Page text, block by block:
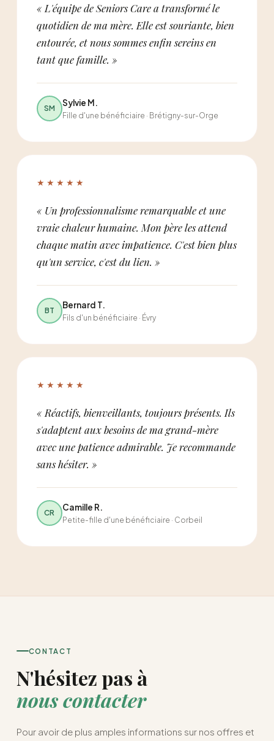
« L'équipe de Seniors Care a transformé le
quotidien de ma mère. Elle est souriante, bien
entourée, et nous sommes enfin sereins en
tant que famille. »
SM
Sylvie M.
Fille d'une bénéficiaire · Brétigny-sur-Orge
★★★★★
« Un professionnalisme remarquable et une
vraie chaleur humaine. Mon père les attend
chaque matin avec impatience. C'est bien plus
qu'un service, c'est du lien. »
BT
Bernard T.
Fils d'un bénéficiaire · Évry
★★★★★
« Réactifs, bienveillants, toujours présents. Ils
s'adaptent aux besoins de ma grand-mère
avec une patience admirable. Je recommande
sans hésiter. »
CR
Camille R.
Petite-fille d'une bénéficiaire · Corbeil
CONTACT
N'hésitez pas à
nous contacter
Pour avoir de plus amples informations sur nos offres et